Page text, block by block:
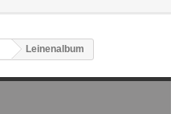
Leinenalbum